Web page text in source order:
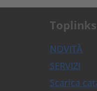
Toplinks
NOVITÀ
SERVIZI
Scarica